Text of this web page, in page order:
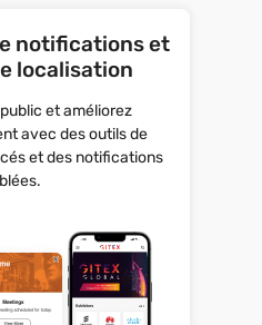
notifications et
localisation
et améliorez
avec des outils de
et des notifications